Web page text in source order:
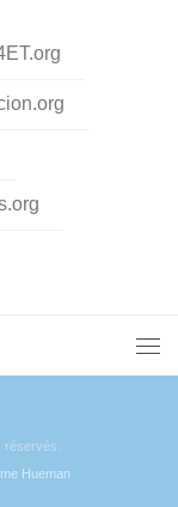
Hueman